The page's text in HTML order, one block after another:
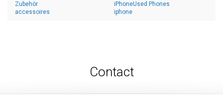
Zubehör
accessoires
iPhoneUsed Phones
iphone
Contact